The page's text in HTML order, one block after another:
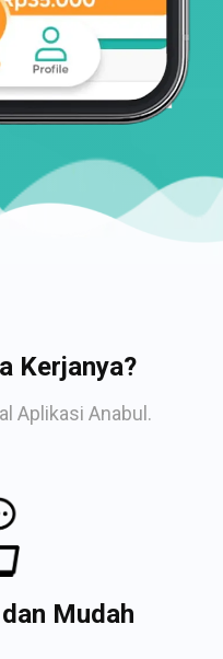
Kerjanya?
Aplikasi Anabul.
Mudah